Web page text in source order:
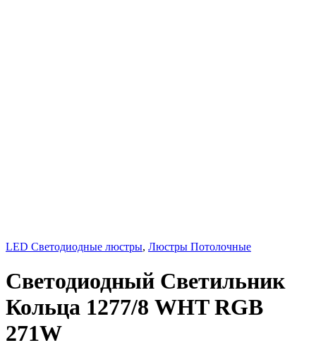
LED Светодиодные люстры, Люстры Потолочные
Светодиодный Светильник
Кольца 1277/8 WHT RGB
271W